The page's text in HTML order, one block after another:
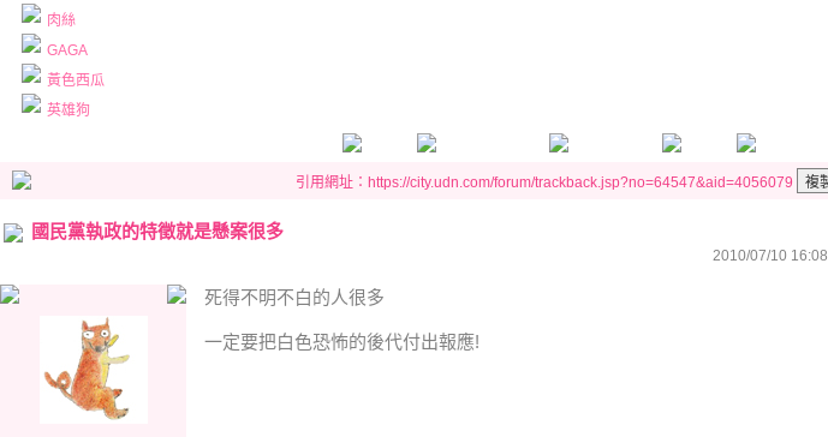
肉絲
GAGA
黃色西瓜
英雄狗
引用網址：https://city.udn.com/forum/trackback.jsp?no=64547&aid=4056079
國民黨執政的特徵就是懸案很多
2010/07/10 16:08
死得不明不白的人很多
一定要把白色恐怖的後代付出報應!